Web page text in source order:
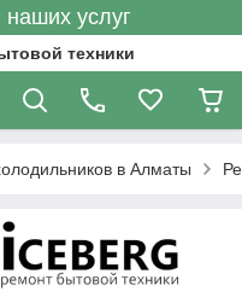
наших услуг
техники
в Алматы